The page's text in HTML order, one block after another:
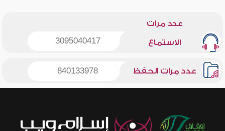
عدد مرات
الاستماع 3095040417
عدد مرات الحفظ 840133978